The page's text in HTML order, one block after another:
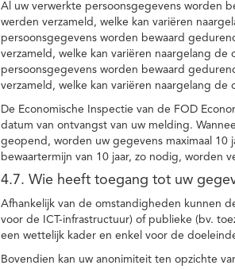
Al uw verwerkte persoonsgegevens worden
werden verzameld, welke kan variëren
persoonsgegevens worden bewaard
verzameld, welke kan variëren naargelang
persoonsgegevens worden bewaard
verzameld, welke kan variëren naargelang
De Economische Inspectie van de FOD
datum van ontvangst van uw melding.
geopend, worden uw gegevens maximaal 10
bewaartermijn van 10 jaar, zo nodig,
4.7. Wie heeft toegang tot uw
Afhankelijk van de omstandigheden kunnen
voor de ICT-infrastructuur) of publieke (bv.
een wettelijk kader en enkel voor de
Bovendien kan uw anonimiteit ten opzichte